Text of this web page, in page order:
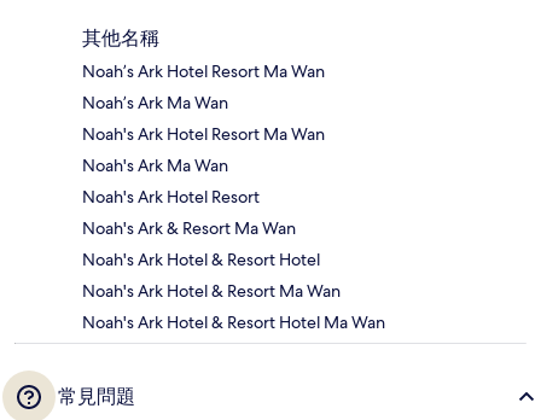
其他名稱
Noah’s Ark Hotel Resort Ma Wan
Noah’s Ark Ma Wan
Noah's Ark Hotel Resort Ma Wan
Noah's Ark Ma Wan
Noah's Ark Hotel Resort
Noah's Ark & Resort Ma Wan
Noah's Ark Hotel & Resort Hotel
Noah's Ark Hotel & Resort Ma Wan
Noah's Ark Hotel & Resort Hotel Ma Wan
常見問題